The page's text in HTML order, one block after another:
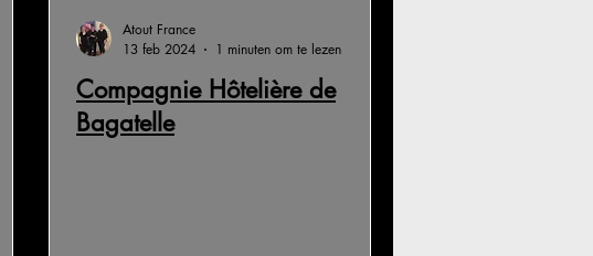
Compagnie Hôtelière de
Bagatelle
Atout France
13 feb 2024
1 minuten om te lezen